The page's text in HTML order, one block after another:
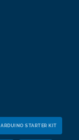
ARDUINO STARTER KIT